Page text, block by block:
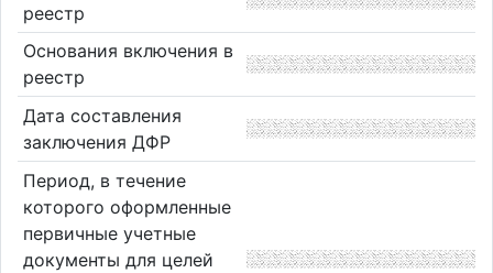
реестр
Основания включения в
реестр
Дата составления
заключения ДФР
Период, в течение
которого оформленные
первичные учетные
документы для целей